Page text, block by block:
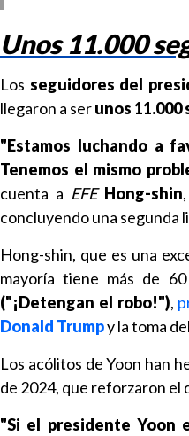
Unos 11.000
Los seguidores del
llegaron a serunos 11.000
"Estamos luchando a
Tenemos el mismo
cuenta a EFE Hong-shin
concluyendo una segunda
Hong-shin, que es una
mayoría tiene más de
("¡Detengan el robo!"),
Donald Trumpy la toma
Los acólitos de Yoon han
de 2024, que reforzaron el
"Si el presidente Yoon